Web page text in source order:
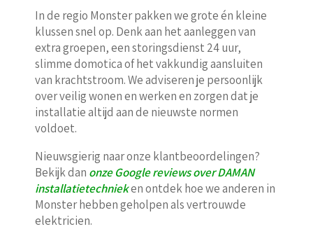
In de regio Monster pakken we grote én kleine
klussen snel op. Denk aan het aanleggen van
extra groepen, een storingsdienst 24 uur,
slimme domotica of het vakkundig aansluiten
van krachtstroom. We adviseren je persoonlijk
over veilig wonen en werken en zorgen dat je
installatie altijd aan de nieuwste normen
voldoet.
Nieuwsgierig naar onze klantbeoordelingen?
Bekijk dan onze Google reviews over DAMAN
installatietechnieken ontdek hoe we anderen in
Monster hebben geholpen als vertrouwde
elektricien.